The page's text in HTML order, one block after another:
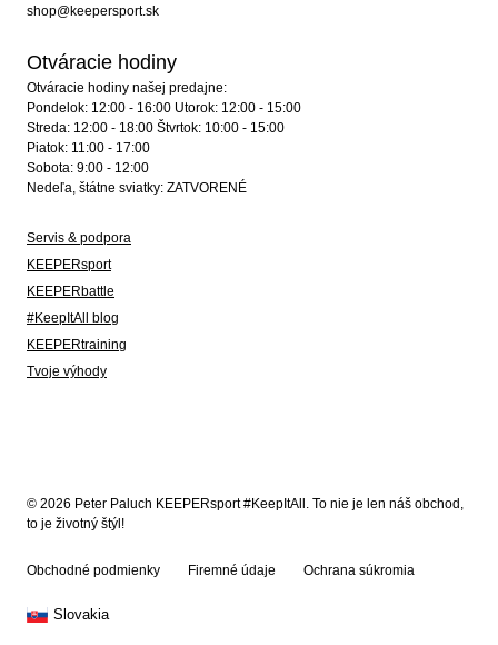
shop@keepersport.sk
Otváracie hodiny
Otváracie hodiny našej predajne:
Pondelok: 12:00 - 16:00 Utorok: 12:00 - 15:00
Streda: 12:00 - 18:00 Štvrtok: 10:00 - 15:00
Piatok: 11:00 - 17:00
Sobota: 9:00 - 12:00
Nedeľa, štátne sviatky: ZATVORENÉ
Servis & podpora
KEEPERsport
KEEPERbattle
#KeepItAll blog
KEEPERtraining
Tvoje výhody
© 2026 Peter Paluch KEEPERsport #KeepItAll. To nie je len náš obchod,
to je životný štýl!
Obchodné podmienky Firemné údaje Ochrana súkromia
Slovakia